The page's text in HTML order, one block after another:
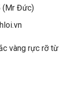
(Mr Đức)
vàng rực rỡ từ